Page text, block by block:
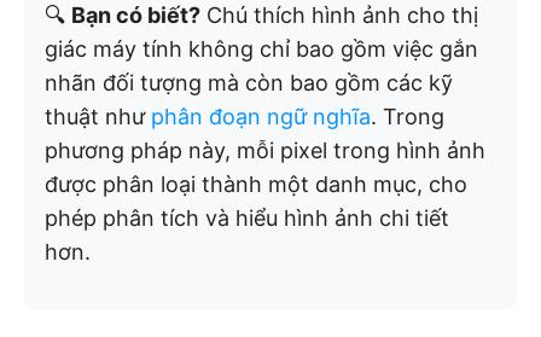
🔍 Bạn có biết? Chú thích hình ảnh cho thị
giác máy tính không chỉ bao gồm việc gắn
nhãn đối tượng mà còn bao gồm các kỹ
thuật như phân đoạn ngữ nghĩa. Trong
phương pháp này, mỗi pixel trong hình ảnh
được phân loại thành một danh mục, cho
phép phân tích và hiểu hình ảnh chi tiết
hơn.